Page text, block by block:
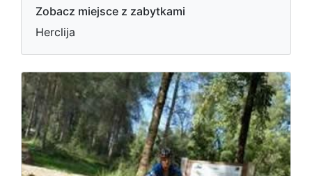
Zobacz miejsce z zabytkami
Herclija